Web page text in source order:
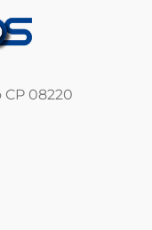
CP 08220